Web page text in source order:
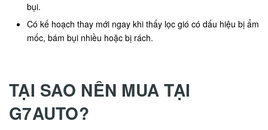
bụi.
Có kế hoạch thay mới ngay khi thấy lọc gió có dấu hiệu bị ẩm
mốc, bám bụi nhiều hoặc bị rách.
TẠI SAO NÊN MUA TẠI
G7AUTO?